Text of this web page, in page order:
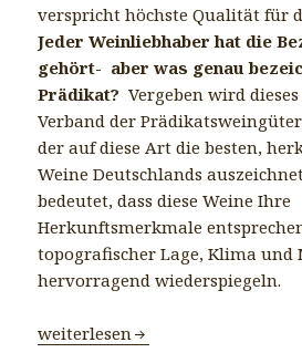
verspricht höchste Qualität für
Jeder Weinliebhaber hat die
gehört- aber was genau
Prädikat? Vergeben wird
Verband der
der auf diese Art die besten,
Weine Deutschlands
bedeutet, dass diese Weine Ihre
Herkunftsmerkmale
topografischer Lage, Klima
hervorragend wiederspiegeln.
Große Weine
weiterlesen